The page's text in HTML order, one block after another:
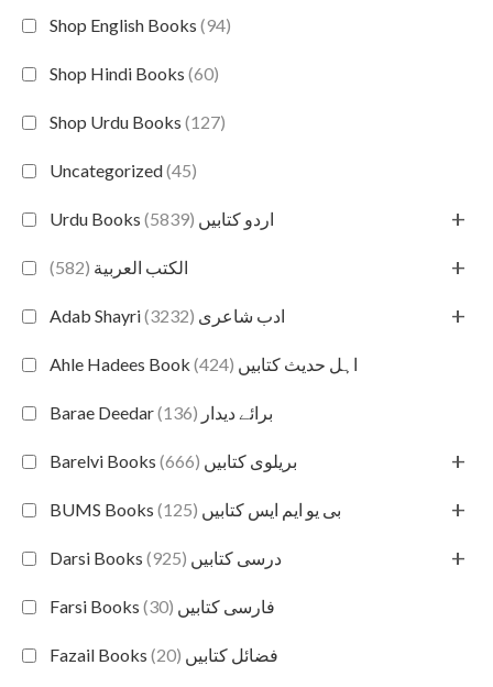
Shop English Books (94)
Shop Hindi Books (60)
Shop Urdu Books (127)
Uncategorized(45)
Urdu Books اردو کتابیں (5839) +
الكتب العربية (582) +
Adab Shayri ادب شاعری (3232) +
Ahle Hadees Book اہل حدیث کتابیں (424)
Barae Deedar برائے دیدار (136)
Barelvi Books بریلوی کتابیں (666) +
BUMS Books بی یو ایم ایس کتابیں (125) +
Darsi Books درسی کتابیں (925) +
Farsi Books فارسی کتابیں (30)
Fazail Books فضائل کتابیں (20)